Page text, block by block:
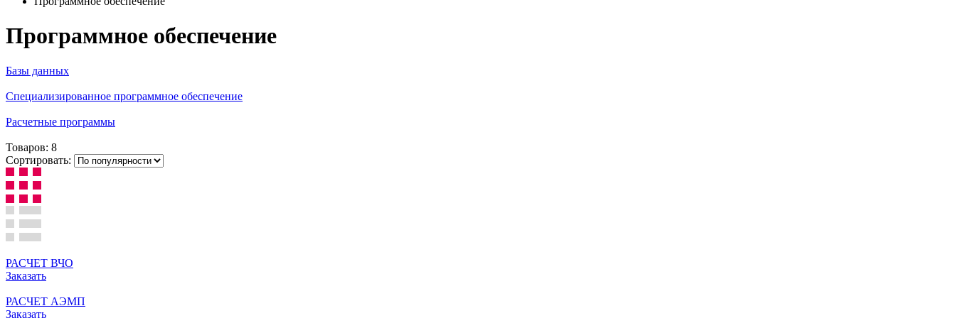
Программное обеспечение
Базы данных
Специализированное программное обеспечение
Расчетные программы
Товаров: 8
Сортировать:
РАСЧЕТ ВЧО
Заказать
РАСЧЕТ АЭМП
Заказать